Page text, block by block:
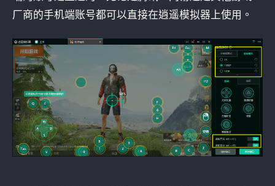
厂商的手机端账号都可以直接在逍遥模拟器上使用。